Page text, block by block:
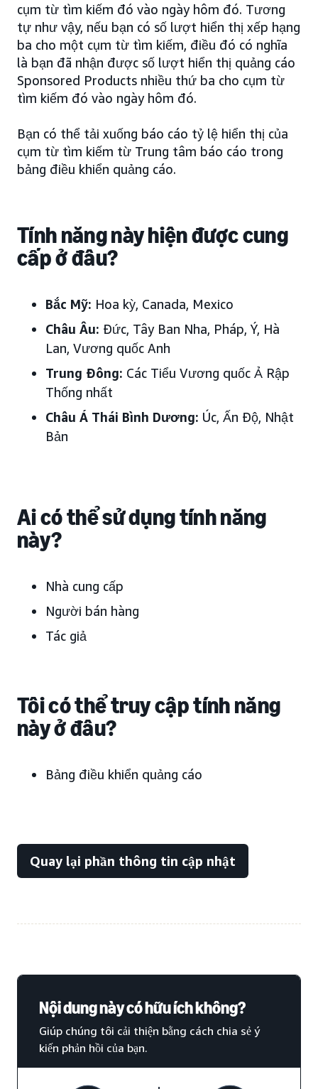
cụm từ tìm kiếm đó vào ngày hôm đó. Tương
tự như vậy, nếu bạn có số lượt hiển thị xếp hạng
ba cho một cụm từ tìm kiếm, điều đó có nghĩa
là bạn đã nhận được số lượt hiển thị quảng cáo
Sponsored Products nhiều thứ ba cho cụm từ
tìm kiếm đó vào ngày hôm đó.
Bạn có thể tải xuống báo cáo tỷ lệ hiển thị của
cụm từ tìm kiếm từ Trung tâm báo cáo trong
bảng điều khiển quảng cáo.
Tính năng này hiện được cung
cấp ở đâu?
Bắc Mỹ: Hoa kỳ, Canada, Mexico
Châu Âu: Đức, Tây Ban Nha, Pháp, Ý, Hà
Lan, Vương quốc Anh
Trung Đông: Các Tiểu Vương quốc Ả Rập
Thống nhất
Châu Á Thái Bình Dương: Úc, Ấn Độ, Nhật
Bản
Ai có thể sử dụng tính năng
này?
Nhà cung cấp
Người bán hàng
Tác giả
Tôi có thể truy cập tính năng
này ở đâu?
Bảng điều khiển quảng cáo
Quay lại phần thông tin cập nhật
Nội dung này có hữu ích không?
Giúp chúng tôi cải thiện bằng cách chia sẻ ý
kiến phản hồi của bạn.